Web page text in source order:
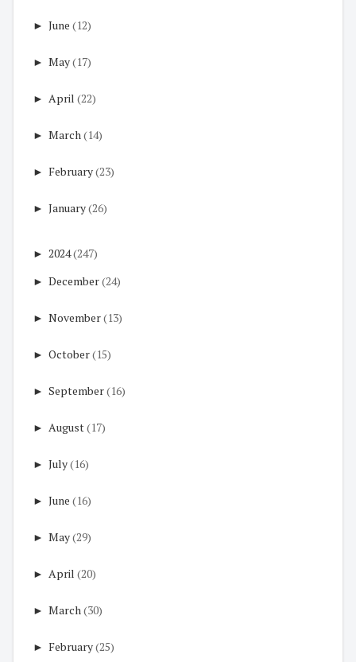
► June (12)
► May(17)
► April (22)
► March(14)
► February(23)
► January(26)
► 2024(247)
► December(24)
► November(13)
► October(15)
► September(16)
► August(17)
► July(16)
► June (16)
► May(29)
► April (20)
► March(30)
► February(25)